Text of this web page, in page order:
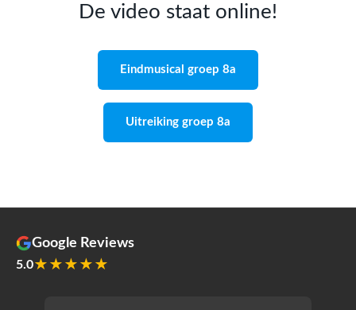
De video staat online!
Eindmusical groep 8a
Uitreiking groep 8a
Google Reviews
5.0★★★★★